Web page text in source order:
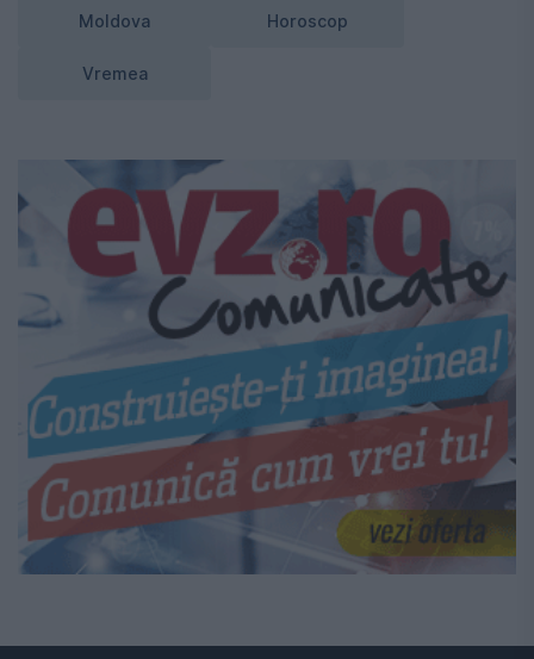
Moldova Horoscop
Vremea